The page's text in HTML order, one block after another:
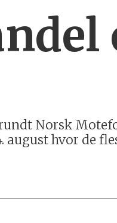
Norsk
august hvor de